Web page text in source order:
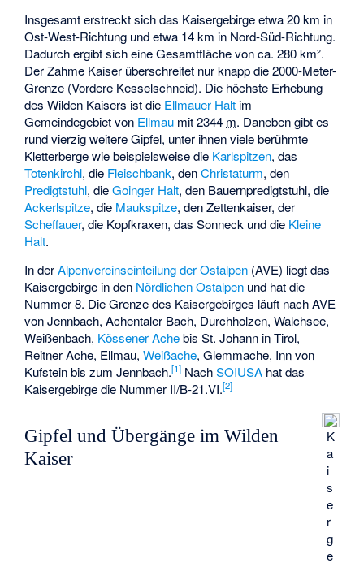
Insgesamt erstreckt sich das Kaisergebirge etwa 20 km in
Ost-West-Richtung und etwa 14 km in Nord-Süd-Richtung.
Dadurch ergibt sich eine Gesamtfläche von ca. 280 km².
Der Zahme Kaiser überschreitet nur knapp die 2000-Meter-
Grenze (Vordere Kesselschneid). Die höchste Erhebung
des Wilden Kaisers ist die Ellmauer Halt im
Gemeindegebiet von Ellmau mit2344 m. Daneben gibt es
rund vierzig weitere Gipfel, unter ihnen viele berühmte
Kletterberge wie beispielsweise die Karlspitzen, das
Totenkirchl, die Fleischbank, denChristaturm, den
Predigtstuhl, dieGoinger Halt, den Bauernpredigtstuhl, die
Ackerlspitze, die Maukspitze, denZettenkaiser, der
Scheffauer, die Kopfkraxen, dasSonneck und die Kleine
Halt.
In derAlpenvereinseinteilung der Ostalpen (AVE) liegt das
Kaisergebirge in den Nördlichen Ostalpen und hat die
Nummer 8. Die Grenze des Kaisergebirges läuft nach AVE
von Jennbach, Achentaler Bach, Durchholzen, Walchsee,
Weißenbach, Kössener Achebis St. Johann in Tirol,
Reitner Ache, Ellmau,Weißache, Glemmache, Inn von
Kufstein bis zum Jennbach.[1] NachSOIUSA hat das
Kaisergebirge die Nummer II/B-21.VI.[2]
K
a
i
s
e
r
g
e
Gipfel und Übergänge im Wilden
Kaiser